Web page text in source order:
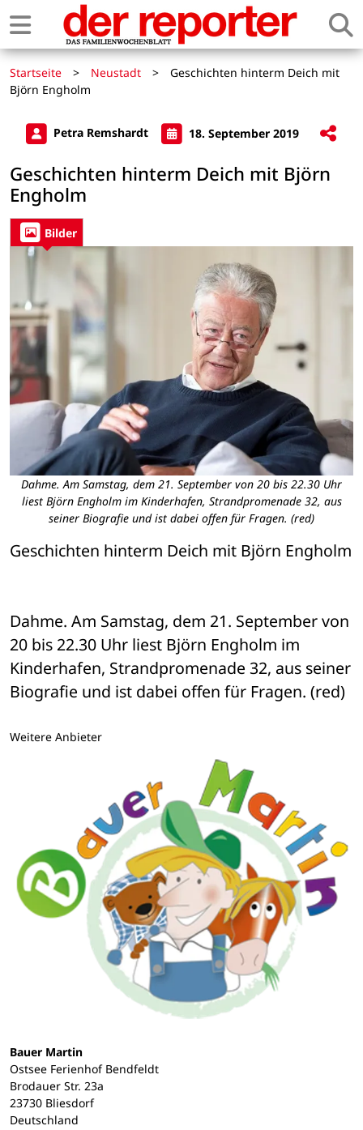
Startseite > Neustadt >
Geschichten hinterm Deich mit
Björn Engholm
Petra Remshardt 18. September 2019
Geschichten hinterm Deich mit Björn
Engholm
Bilder
Dahme. Am Samstag, dem 21. September von 20 bis 22.30 Uhr
liest Björn Engholm im Kinderhafen, Strandpromenade 32, aus
seiner Biografie und ist dabei offen für Fragen. (red)
Geschichten hinterm Deich mit Björn Engholm
Dahme. Am Samstag, dem 21. September von
20 bis 22.30 Uhr liest Björn Engholm im
Kinderhafen, Strandpromenade 32, aus seiner
Biografie und ist dabei offen für Fragen. (red)
Weitere Anbieter
Bauer Martin
Ostsee Ferienhof Bendfeldt
Brodauer Str. 23a
23730 Bliesdorf
Deutschland